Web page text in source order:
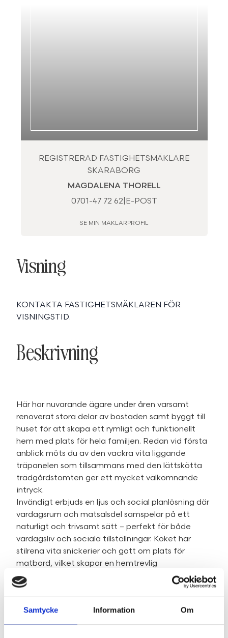
Samtycke Information Om
REGISTRERAD FASTIGHETSMÄKLARE
SKARABORG
MAGDALENA THORELL
0701-47 72 62 E-POST
SE MIN MÄKLARPROFIL
Visning
KONTAKTA FASTIGHETSMÄKLAREN FÖR
VISNINGSTID.
Beskrivning
Här har nuvarande ägare under åren varsamt
renoverat stora delar av bostaden samt byggt till
huset för att skapa ett rymligt och funktionellt
hem med plats för hela familjen. Redan vid första
anblick möts du av den vackra vita liggande
träpanelen som tillsammans med den lättskötta
trädgårdstomten ger ett mycket välkomnande
intryck.
Invändigt erbjuds en ljus och social planlösning där
vardagsrum och matsalsdel samspelar på ett
naturligt och trivsamt sätt – perfekt för både
vardagsliv och sociala tillställningar. Köket har
stilrena vita snickerier och gott om plats för
matbord, vilket skapar en hemtrevlig
samlingspunkt i bostaden.
Bostaden rymmer tre sovrum, två helkaklade
– samt praktisk tvättstuga och eget gym. Här
finns dessutom flera uteplatser i olika väderstreck